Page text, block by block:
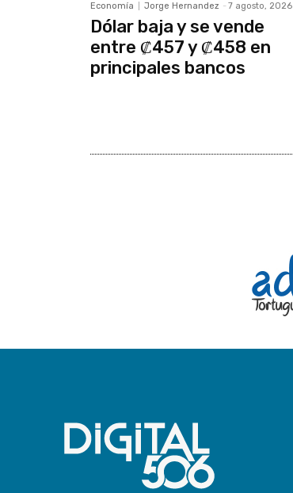
Economía Jorge Hernandez - 7 agosto, 2026
Dólar baja y se vende
entre ₡457 y ₡458 en
principales bancos